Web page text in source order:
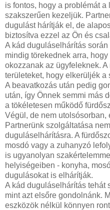
is fontos, hogy a problémát a
szakszerűen kezeljük.
dugulást hárítják el, de
biztosítva ezzel az Ön és
A kád duguláselhárítás
mindig törekednek arra,
okozzanak az ügyfeleknek.
területeket, hogy elkerüljék a
A beavatkozás után pedig
után, így Önnek semmi más
a tökéletesen működő
Végül, de nem
Partnerünk szolgáltatása
duguláselhárításra. A
mosdó vagy a zuhanyzó
is ugyanolyan
helyiségeiben - konyha,
dugulásokat is elhárítják.
A kád duguláselhárítás tehát
mint azt elsőre gondolnánk.
eszközök nélkül könnyen